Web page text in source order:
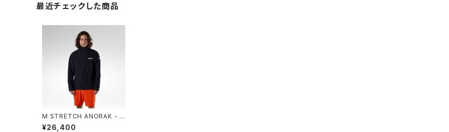
最近チェックした商品
M STRETCH ANORAK - 2
00 BLACK
¥26,400